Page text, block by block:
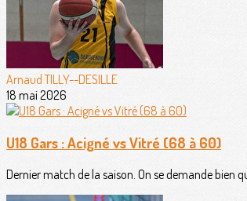
Arnaud TILLY--DESILLE
18 mai 2026
U18 Gars : Acigné vs Vitré (68 à 60)
Dernier match de la saison. On se demande bien